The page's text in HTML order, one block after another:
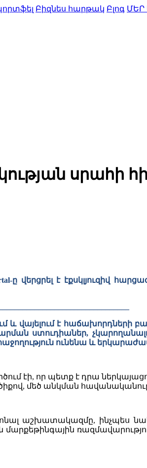
Բիզնես հարթակ Բլոգ ՄԵՐ
ը վերցրել է էքսկլյուզիվ
և վայելում է հաճախորդների
ստուդիաներ,
ունենա և
էի, որ պետք է դրա
մեծ անկման
աշխատակազմը, ինչպես
մարքեթինգային